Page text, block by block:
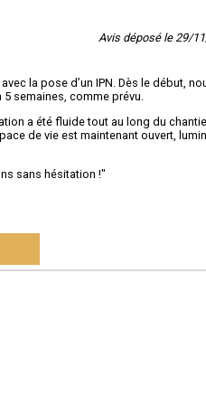
Avis déposé le 29/
la pose d’un IPN. Dès le début,
semaines, comme prévu.
a été fluide tout au long du
de vie est maintenant ouvert,
sans hésitation !"